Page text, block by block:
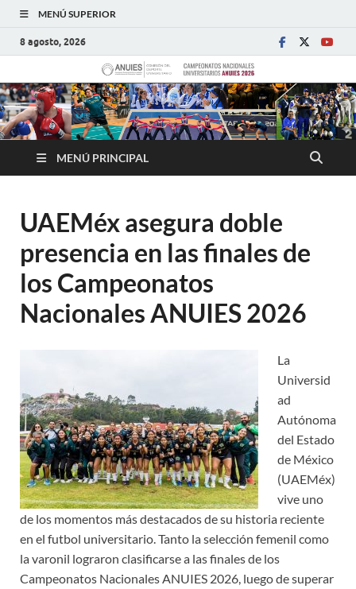
MENÚ SUPERIOR
8 agosto, 2026
MENÚ PRINCIPAL
UAEMéx asegura doble
presencia en las finales de
los Campeonatos
Nacionales ANUIES 2026
La
Universid
ad
Autónoma
del Estado
de México
(UAEMéx)
vive uno
de los momentos más destacados de su historia reciente
en el futbol universitario. Tanto la selección femenil como
la varonil lograron clasificarse a las finales de los
Campeonatos Nacionales ANUIES 2026, luego de superar